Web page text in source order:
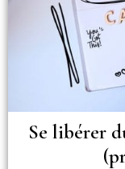
Se libérer